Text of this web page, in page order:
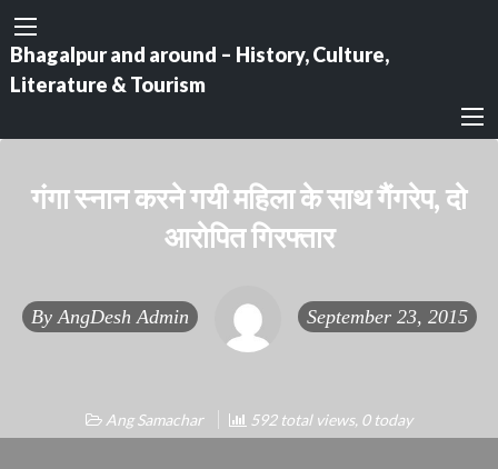
Bhagalpur and around – History, Culture,
Literature & Tourism
गंगा स्नान करने गयी महिला के साथ गैंगरेप, दो
आरोपित गिरफ्तार
By AngDesh Admin September 23, 2015
Ang Samachar 592 total views, 0 today